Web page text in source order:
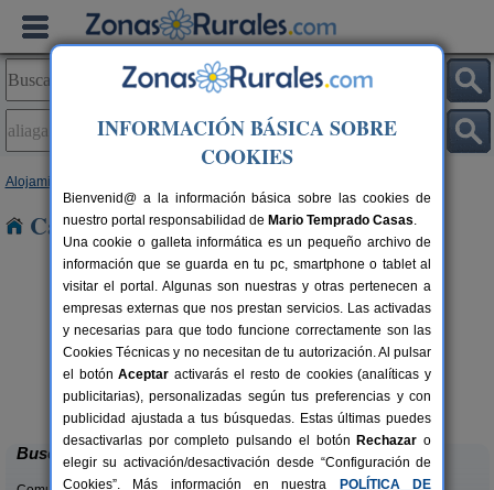
Alojamientos
Casas Rurales en Aliaga
4-11+2 pers.
desde30 €
Casas Rurales El Molinete
Mora de Rubielos (Teruel)
Buscar
INFORMACIÓN BÁSICA SOBRE
COOKIES
Bienvenid@ a la información básica sobre las cookies de
nuestro portal responsabilidad de Mario Temprado Casas.
Una cookie o galleta informática es un pequeño archivo de
información que se guarda en tu pc, smartphone o tablet al
visitar el portal. Algunas son nuestras y otras pertenecen a
empresas externas que nos prestan servicios. Las activadas
y necesarias para que todo funcione correctamente son las
Cookies Técnicas y no necesitan de tu autorización. Al pulsar
el botónAceptar activarás el resto de cookies (analíticas y
publicitarias), personalizadas según tus preferencias y con
publicidad ajustada a tus búsquedas. Estas últimas puedes
desactivarlas por completo pulsando el botón Rechazar o
elegir su activación/desactivación desde “Configuración de
Cookies”. Más información en nuestra
POLÍTICA DE